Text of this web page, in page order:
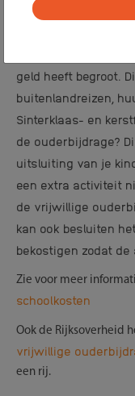
Van de vrijwillige
activiteiten
geld heeft begroot .
buitenlandreizen,
Sinterklaas- en
de ouderbijdrage?
uitsluiting van je
een extra activiteit
de vrijwillige
kan ook besluiten
bekostigen zodat de
Zie voor meer
schoolkosten
Ook de Rijksoverheid
vrijwillige
een rij.